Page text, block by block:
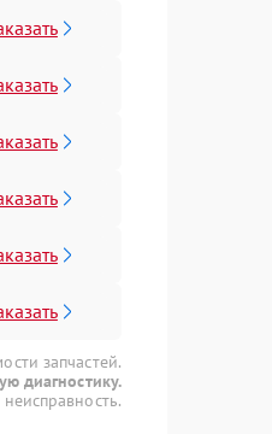
запчастей.
диагностику.